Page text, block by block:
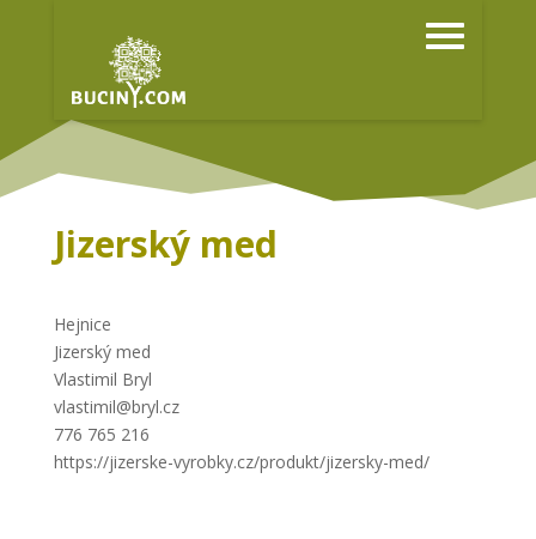
Jizerský med
Hejnice
Jizerský med
Vlastimil Bryl
vlastimil@bryl.cz
776 765 216
https://jizerske-vyrobky.cz/produkt/jizersky-med/